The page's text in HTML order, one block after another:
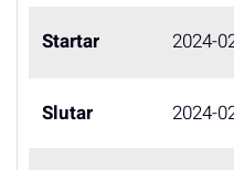
Startar 2024-
Slutar 2024-